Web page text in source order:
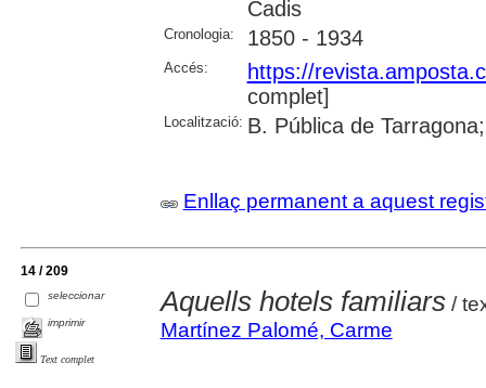
Cadis
Cronologia: 1850 - 1934
Accés:
https://
complet]
Localització: B. Pública de
Enllaç permanent a aquest
14 / 209
seleccionar
imprimir
Text complet
Aquells hotels familiars/
Martínez Palomé, Carme